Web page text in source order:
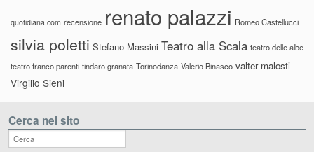
quotidiana.com recensione renato palazzi Romeo Castellucci
silvia poletti Stefano Massini Teatro alla Scala teatro delle albe
teatro franco parenti tindaro granata Torinodanza Valerio Binasco valter malosti
Virgilio Sieni
Cerca nel sito